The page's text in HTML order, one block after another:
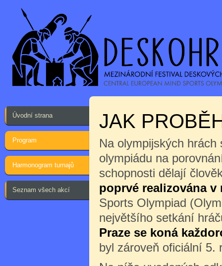
Úvodní strana
Program
Harmonogram turnajů
Seznam všech akcí
JAK
Na olympijských
olympiádu na
schopnosti dělají
poprvé realizována v
Sports Olympiad
největšího setkání
Praze se koná
byl zároveň oficiální 5.